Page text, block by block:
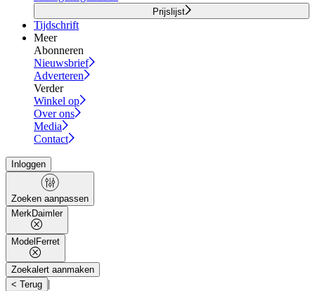
Prijslijst
Tijdschrift
Meer
Abonneren
Nieuwsbrief
Adverteren
Verder
Winkel op
Over ons
Media
Contact
Inloggen
Zoeken aanpassen
MerkDaimler
Model Ferret
Zoekalert aanmaken
< Terug |